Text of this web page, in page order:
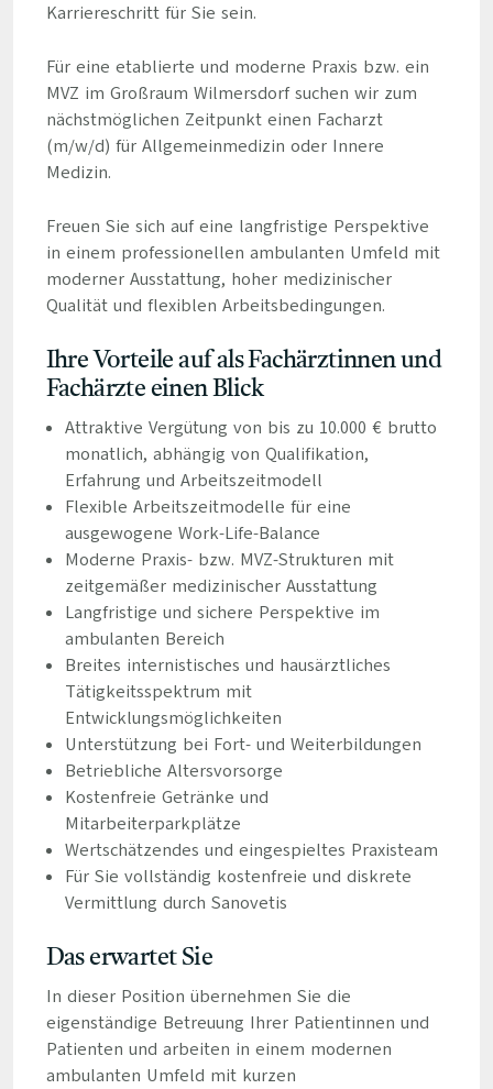
Karriereschritt für Sie sein.
Für eine etablierte und moderne Praxis bzw. ein
MVZ im Großraum Wilmersdorf suchen wir zum
nächstmöglichen Zeitpunkt einen Facharzt
(m/w/d) für Allgemeinmedizin oder Innere
Medizin.
Freuen Sie sich auf eine langfristige Perspektive
in einem professionellen ambulanten Umfeld mit
moderner Ausstattung, hoher medizinischer
Qualität und flexiblen Arbeitsbedingungen.
Ihre Vorteile auf als Fachärztinnen und
Fachärzte einen Blick
Attraktive Vergütung von bis zu 10.000 € brutto
monatlich, abhängig von Qualifikation,
Erfahrung und Arbeitszeitmodell
Flexible Arbeitszeitmodelle für eine
ausgewogene Work-Life-Balance
Moderne Praxis- bzw. MVZ-Strukturen mit
zeitgemäßer medizinischer Ausstattung
Langfristige und sichere Perspektive im
ambulanten Bereich
Breites internistisches und hausärztliches
Tätigkeitsspektrum mit
Entwicklungsmöglichkeiten
Unterstützung bei Fort- und Weiterbildungen
Betriebliche Altersvorsorge
Kostenfreie Getränke und
Mitarbeiterparkplätze
Wertschätzendes und eingespieltes Praxisteam
Für Sie vollständig kostenfreie und diskrete
Vermittlung durch Sanovetis
Das erwartet Sie
In dieser Position übernehmen Sie die
eigenständige Betreuung Ihrer Patientinnen und
Patienten und arbeiten in einem modernen
ambulanten Umfeld mit kurzen